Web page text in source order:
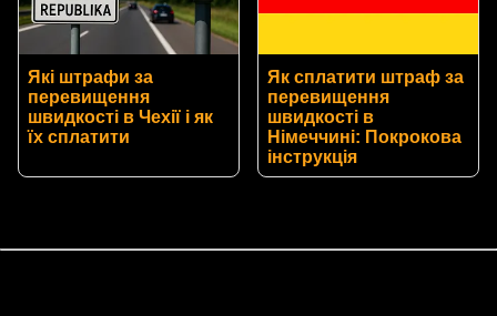
Які штрафи за
перевищення
швидкості в Чехії і як
їх сплатити
Як сплатити штраф за
перевищення
швидкості в
Німеччині: Покрокова
інструкція